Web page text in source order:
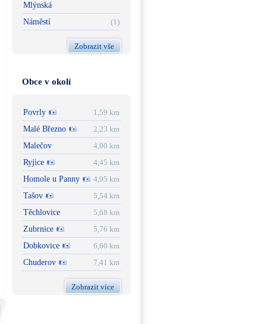
Mlýnská
Náměstí
(1)
Zobrazit vše
Obce v okolí
Povrly
1,59 km
Malé Březno
2,23 km
Malečov
4,00 km
Ryjice
4,45 km
Homole u Panny
4,95 km
Tašov
5,54 km
Těchlovice
5,68 km
Zubrnice
5,76 km
Dobkovice
6,60 km
Chuderov
7,41 km
Zobrazit více